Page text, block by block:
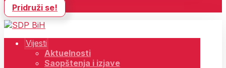
Pridruži se!
Vijesti
Aktuelnosti
Saopštenja i izjave